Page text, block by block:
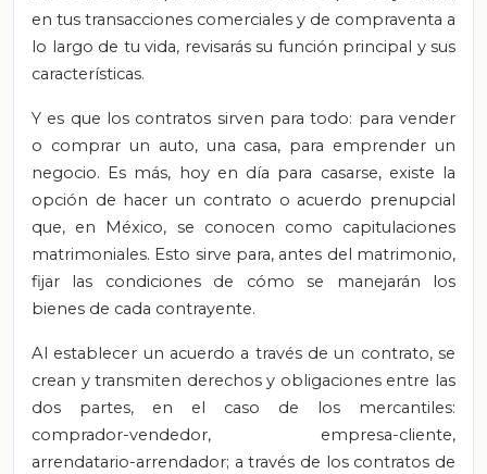
en tus transacciones comerciales y de compraventa a
lo largo de tu vida, revisarás su función principal y sus
características.
Y es que los contratos sirven para todo: para vender
o comprar un auto, una casa, para emprender un
negocio. Es más, hoy en día para casarse, existe la
opción de hacer un contrato o acuerdo prenupcial
que, en México, se conocen como capitulaciones
matrimoniales. Esto sirve para, antes del matrimonio,
fijar las condiciones de cómo se manejarán los
bienes de cada contrayente.
Al establecer un acuerdo a través de un contrato, se
crean y transmiten derechos y obligaciones entre las
dos partes, en el caso de los mercantiles:
comprador-vendedor, empresa-cliente,
arrendatario-arrendador; a través de los contratos de